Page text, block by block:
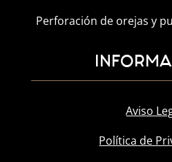
Perforación de orejas y
Aviso
Política de